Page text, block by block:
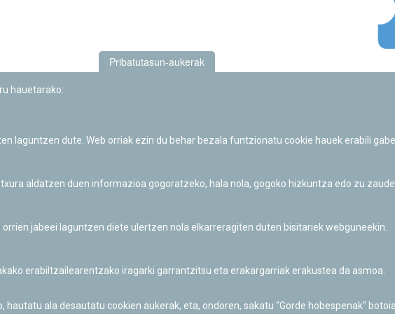
Pribatutasun-aukerak
hauetarako:
laguntzen dute. Web orriak ezin du behar bezala funtzionatu cookie hauek erabili gabe.
aldatzen duen informazioa gogoratzeko, hala nola, gogoko hizkuntza edo zu
jabeei laguntzen diete ulertzen nola elkarreragiten duten bisitariek webguneekin.
erabiltzailearentzako iragarki garrantzitsu eta erakargarriak erakustea da asmoa.
ala desautatu cookien aukerak, eta, ondoren, sakatu "Gorde hobespenak" botoia.